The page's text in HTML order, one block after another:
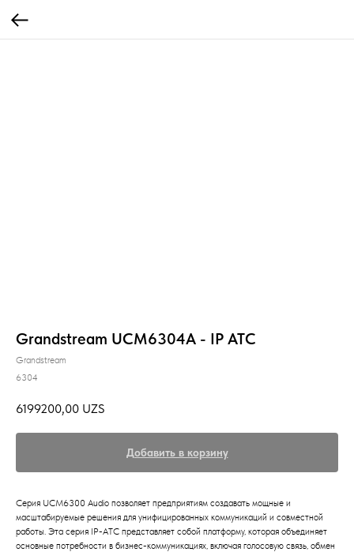
Grandstream UCM6304A - IP ATC
Grandstream
6304
6199200,00 UZS
Добавить в корзину
Серия UCM6300 Audio позволяет предприятиям создавать мощные и
масштабируемые решения для унифицированных коммуникаций и совместной
работы. Эта серия IP-АТС представляет собой платформу, которая объединяет
основные потребности в бизнес-коммуникациях, включая голосовую связь, обмен